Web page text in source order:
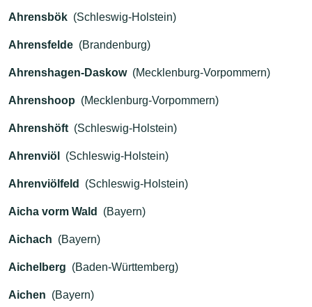
Ahrensbök (Schleswig-Holstein)
Ahrensfelde (Brandenburg)
Ahrenshagen-Daskow (Mecklenburg-Vorpommern)
Ahrenshoop (Mecklenburg-Vorpommern)
Ahrenshöft (Schleswig-Holstein)
Ahrenviöl (Schleswig-Holstein)
Ahrenviölfeld (Schleswig-Holstein)
Aicha vorm Wald (Bayern)
Aichach (Bayern)
Aichelberg (Baden-Württemberg)
Aichen (Bayern)